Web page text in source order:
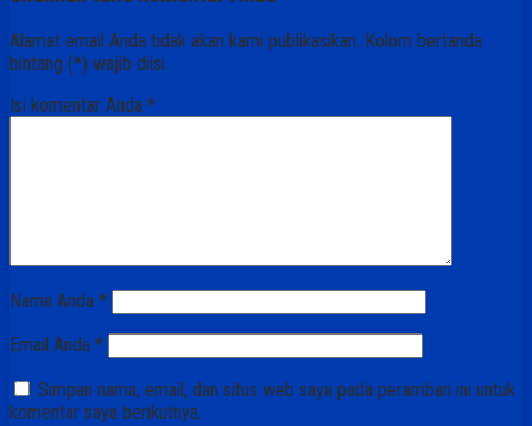
Alamat email Anda tidak akan kami publikasikan. Kolom bertanda
bintang (*) wajib diisi.
Isi komentar Anda *
Nama Anda *
Email Anda *
Simpan nama, email, dan situs web saya pada peramban ini untuk
komentar saya berikutnya.